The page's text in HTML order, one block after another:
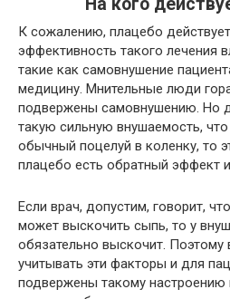
К сожалению, плацебо
эффективность такого лечения
такие как самовнушение
медицину. Мнительные люди
подвержены самовнушению. Но
такую сильную внушаемость,
обычный поцелуй в коленку, то
плацебо есть обратный эффект
Если врач, допустим, говорит,
может выскочить сыпь, то у
обязательно выскочит. Поэтому
учитывать эти факторы и для
подвержены такому настроению